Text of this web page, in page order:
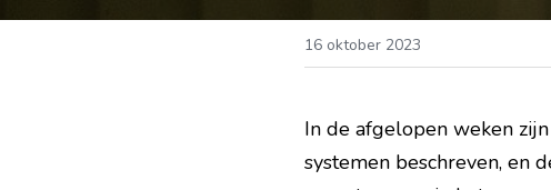
16 oktober 2023
In de afgelopen weken
systemen beschreven, en